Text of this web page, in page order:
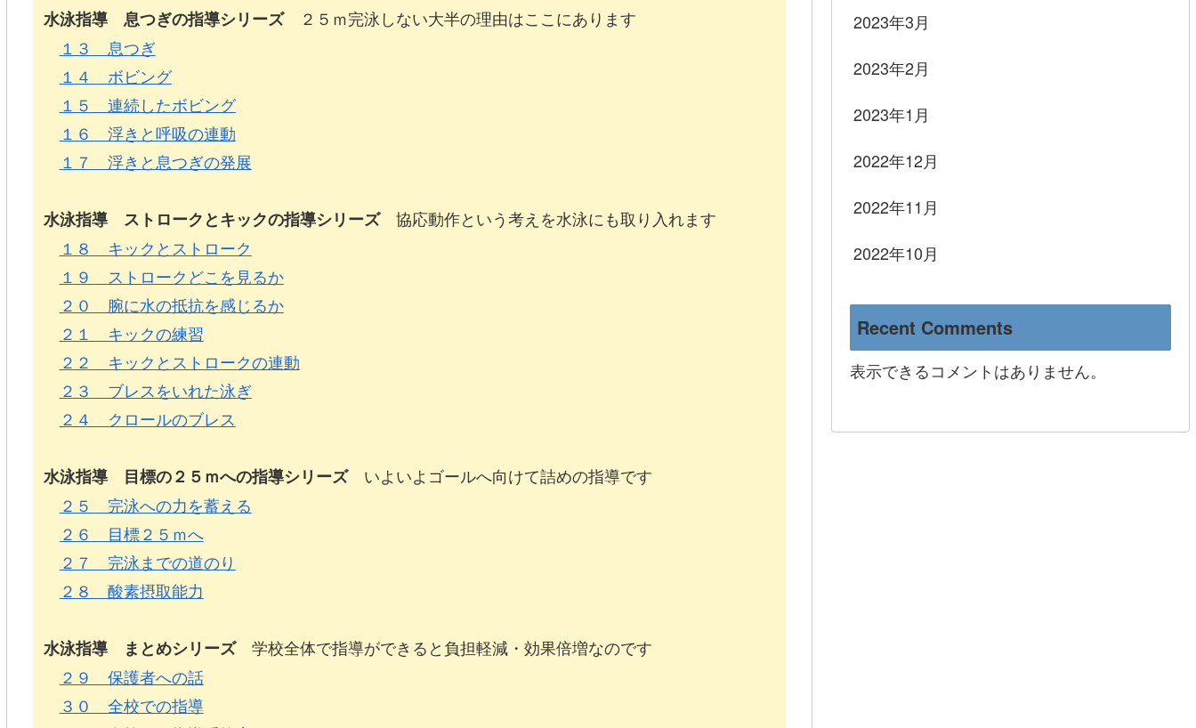
水泳指導 息つぎの指導シリーズ２５ｍ完泳しない大半の理由はここにあります
１３ 息つぎ
１４ ボビング
１５ 連続したボビング
１６ 浮きと呼吸の連動
１７ 浮きと息つぎの発展
水泳指導 ストロークとキックの指導シリーズ協応動作という考えを水泳にも取り入れます
１８ キックとストローク
１９ ストロークどこを見るか
２０ 腕に水の抵抗を感じるか
２１ キックの練習
２２ キックとストロークの連動
２３ ブレスをいれた泳ぎ
２４ クロールのブレス
水泳指導 目標の２５ｍへの指導シリーズいよいよゴールへ向けて詰めの指導です
２５ 完泳への力を蓄える
２６ 目標２５ｍへ
２７ 完泳までの道のり
２８ 酸素摂取能力
水泳指導 まとめシリーズ学校全体で指導ができると負担軽減・効果倍増なのです
２９ 保護者への話
３０ 全校での指導
2023年3月
2023年2月
2023年1月
2022年12月
2022年11月
2022年10月
Recent Comments
表示できるコメントはありません。